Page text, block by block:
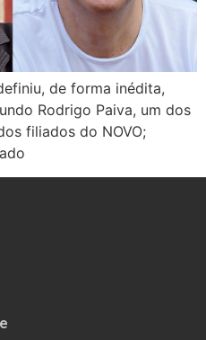
de forma inédita,
Rodrigo Paiva, um dos
filiados do NOVO;